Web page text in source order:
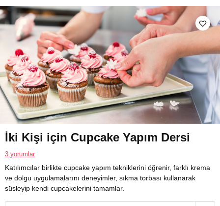
İki Kişi için Cupcake Yapım Dersi
3 yorumlar
Katılımcılar birlikte cupcake yapım tekniklerini öğrenir, farklı krema
ve dolgu uygulamalarını deneyimler, sıkma torbası kullanarak
süsleyip kendi cupcakelerini tamamlar.